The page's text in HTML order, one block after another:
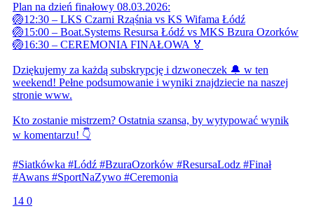
Plan na dzień finałowy 08.03.2026:
🏐12:30 – LKS Czarni Rząśnia vs KS Wifama Łódź
🏐15:00 – Boat.Systems Resursa Łódź vs MKS Bzura Ozorków
🏐16:30 – CEREMONIA FINAŁOWA 🏅
Dziękujemy za każdą subskrypcję i dzwoneczek 🔔 w ten
weekend! Pełne podsumowanie i wyniki znajdziecie na naszej
stronie www.
Kto zostanie mistrzem? Ostatnia szansa, by wytypować wynik
w komentarzu! 👇
#Siatkówka #Lódź #BzuraOzorków #ResursaLodz #Finał
#Awans #SportNaZywo #Ceremonia
14 0